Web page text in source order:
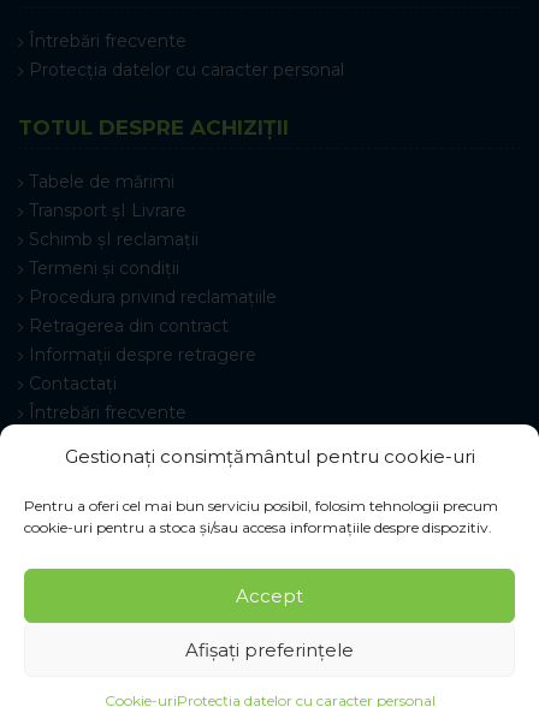
Gestionați consimțământul pentru cookie-uri
Pentru a oferi cel mai bun serviciu posibil, folosim tehnologii precum
cookie-uri pentru a stoca și/sau accesa informațiile despre dispozitiv.
Accept
Afișați preferințele
Cookie-uriProtecția datelor cu caracter personal
Întrebări frecvente
Protecția datelor cu caracter personal
TOTUL DESPRE ACHIZIȚII
Tabele de mărimi
Transport șI Livrare
Schimb șI reclamații
Termeni și condiții
Procedura privind reclamațiile
Retragerea din contract
Informații despre retragere
Contactați
Întrebări frecvente
© 2026 Pracovné odevy ZIKO s. r. o., toate drepturile